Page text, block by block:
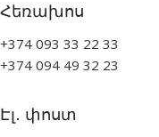
Հեռախոս
+374 093 33 22 33
+374 094 49 32 23
Էլ․ փոստ